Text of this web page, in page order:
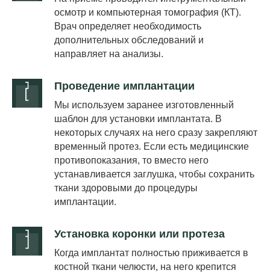
осмотр и компьютерная томография (КТ).
Врач определяет необходимость
дополнительных обследований и
направляет на анализы.
Проведение имплантации
Мы используем заранее изготовленный
шаблон для установки имплантата. В
некоторых случаях на него сразу закрепляют
временный протез. Если есть медицинские
противопоказания, то вместо него
устанавливается заглушка, чтобы сохранить
ткани здоровыми до процедуры
имплантации.
Установка коронки или протеза
Когда имплантат полностью приживается в
костной ткани челюсти, на него крепится